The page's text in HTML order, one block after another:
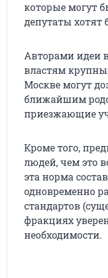
которые могут
депутаты хотят
Авторами идеи
властям
Москве могут
ближайшим
приезжающие
Кроме того,
людей, чем это
эта норма
одновременно
стандартов
фракциях
необходимости.